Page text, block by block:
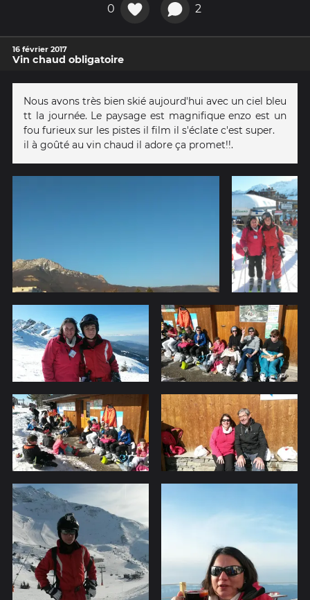
0 2
16 février 2017
Vin chaud obligatoire
Nous avons très bien skié aujourd'hui avec un ciel bleu
tt la journée. Le paysage est magnifique enzo est un
fou furieux sur les pistes il film il s'éclate c'est super.
il à goûté au vin chaud il adore ça promet!!.